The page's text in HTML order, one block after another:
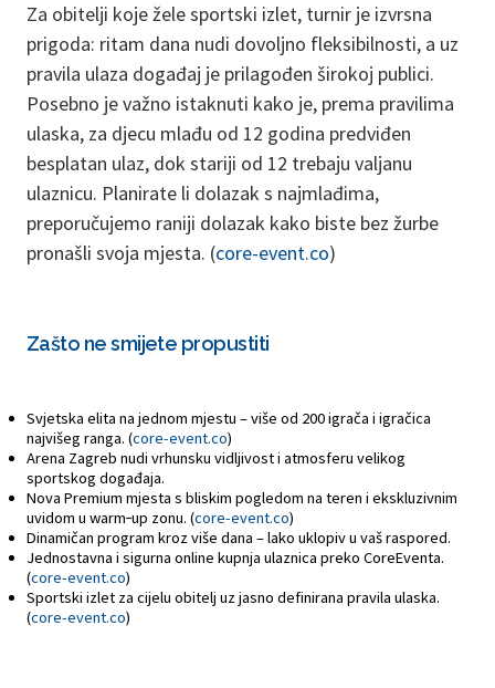
Za obitelji koje žele sportski izlet, turnir je izvrsna
prigoda: ritam dana nudi dovoljno fleksibilnosti, a uz
pravila ulaza događaj je prilagođen širokoj publici.
Posebno je važno istaknuti kako je, prema pravilima
ulaska, za djecu mlađu od 12 godina predviđen
besplatan ulaz, dok stariji od 12 trebaju valjanu
ulaznicu. Planirate li dolazak s najmlađima,
preporučujemo raniji dolazak kako biste bez žurbe
pronašli svoja mjesta. (core-event.co)
Zašto ne smijete propustiti
Svjetska elita na jednom mjestu – više od 200 igrača i igračica
najvišeg ranga. (core-event.co)
Arena Zagreb nudi vrhunsku vidljivost i atmosferu velikog
sportskog događaja.
Nova Premium mjesta s bliskim pogledom na teren i ekskluzivnim
uvidom u warm‑up zonu. (core-event.co)
Dinamičan program kroz više dana – lako uklopiv u vaš raspored.
Jednostavna i sigurna online kupnja ulaznica preko CoreEventa.
(core-event.co)
Sportski izlet za cijelu obitelj uz jasno definirana pravila ulaska.
(core-event.co)